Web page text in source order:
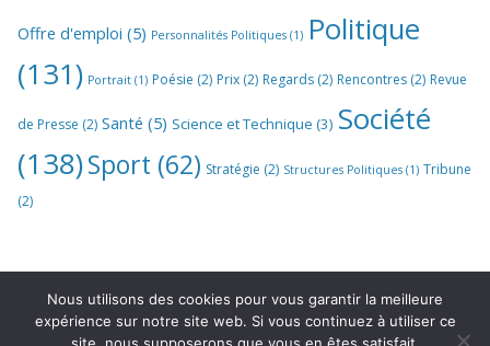
Offre d'emploi (5) Personnalités Politiques (1) Politique
(131) Portrait (1) Poésie (2) Prix (2) Regards (2) Rencontres (2) Revue
de Presse (2) Santé (5) Science et Technique (3) Société
(138)Sport (62) Stratégie (2) Structures Politiques (1) Tribune
(2)
Nous utilisons des cookies pour vous garantir la meilleure
expérience sur notre site web. Si vous continuez à utiliser ce